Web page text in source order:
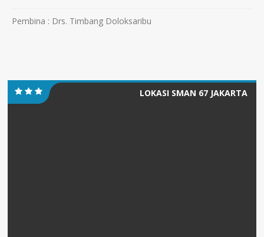
Pembina : Drs. Timbang Doloksaribu
LOKASI SMAN 67 JAKARTA